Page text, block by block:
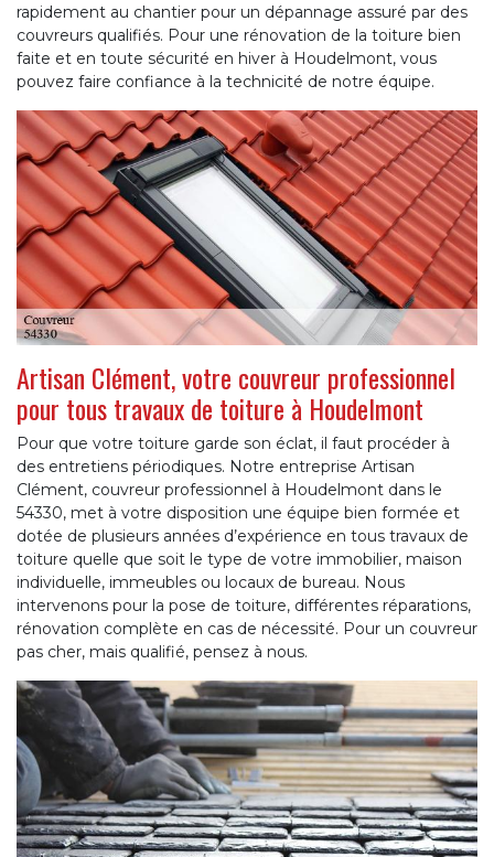
rapidement au chantier pour un dépannage assuré par des
couvreurs qualifiés. Pour une rénovation de la toiture bien
faite et en toute sécurité en hiver à Houdelmont, vous
pouvez faire confiance à la technicité de notre équipe.
Artisan Clément, votre couvreur professionnel
pour tous travaux de toiture à Houdelmont
Pour que votre toiture garde son éclat, il faut procéder à
des entretiens périodiques. Notre entreprise Artisan
Clément, couvreur professionnel à Houdelmont dans le
54330, met à votre disposition une équipe bien formée et
dotée de plusieurs années d’expérience en tous travaux de
toiture quelle que soit le type de votre immobilier, maison
individuelle, immeubles ou locaux de bureau. Nous
intervenons pour la pose de toiture, différentes réparations,
rénovation complète en cas de nécessité. Pour un couvreur
pas cher, mais qualifié, pensez à nous.